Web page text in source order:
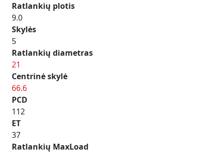
Ratlankių plotis
9.0
Skylės
5
Ratlankių diametras
21
Centrinė skylė
66.6
PCD
112
ET
37
Ratlankių MaxLoad